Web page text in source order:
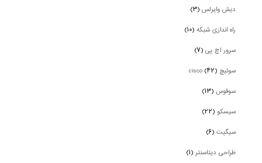
دیش وایرلس(۳)
راه اندازی شبکه(۱۰)
سرور اچ پی(۷)
سوئیچ cisco (۴۲)
سوفوس(۱۳)
سیسکو(۲۲)
سیگیت(۶)
طراحی دیتاسنتر(۱)